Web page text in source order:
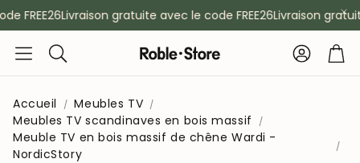
Livraison gratuite avec le code FREE26Livraison gratuite
Rechercher
Compte
Accueil
Meubles TV
Meubles TV scandinaves en bois massif
Meuble TV en bois massif de chêne Wardi -
NordicStory